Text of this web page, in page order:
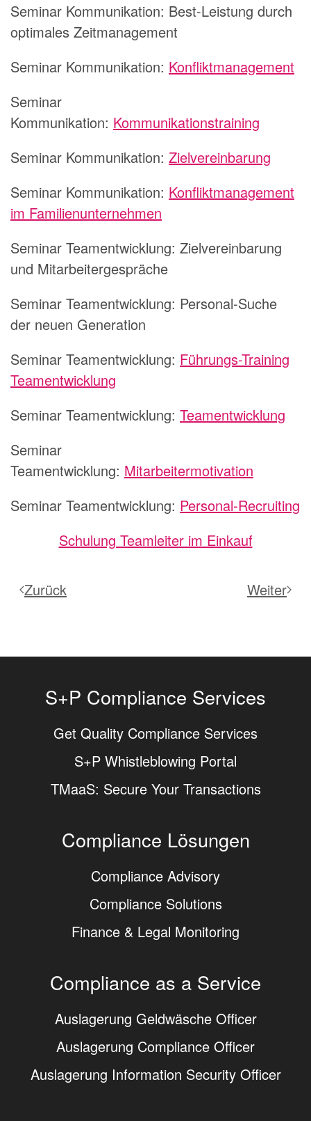
Seminar Kommunikation: Best-Leistung durch
optimales Zeitmanagement
Seminar Kommunikation: Konfliktmanagement
Seminar
Kommunikation: Kommunikationstraining
Seminar Kommunikation: Zielvereinbarung
Seminar Kommunikation: Konfliktmanagement
im Familienunternehmen
Seminar Teamentwicklung: Zielvereinbarung
und Mitarbeitergespräche
Seminar Teamentwicklung: Personal-Suche
der neuen Generation
Seminar Teamentwicklung: Führungs-Training
Teamentwicklung
Seminar Teamentwicklung: Teamentwicklung
Seminar
Teamentwicklung: Mitarbeitermotivation
Seminar Teamentwicklung: Personal-Recruiting
Schulung Teamleiter im Einkauf
Zurück Weiter
S+P Compliance Services
Get Quality Compliance Services
S+P Whistleblowing Portal
TMaaS: Secure Your Transactions
Compliance Lösungen
Compliance Advisory
Compliance Solutions
Finance & Legal Monitoring
Compliance as a Service
Auslagerung Geldwäsche Officer
Auslagerung Compliance Officer
Auslagerung Information Security Officer